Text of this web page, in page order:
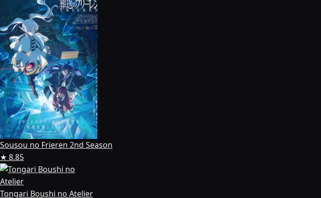
Sousou no Frieren 2nd Season
★ 8.85
Tongari Boushi no Atelier